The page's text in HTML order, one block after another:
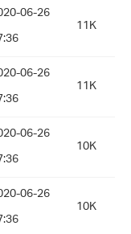
06-26
11K
06-26
11K
06-26
10K
06-26
10K